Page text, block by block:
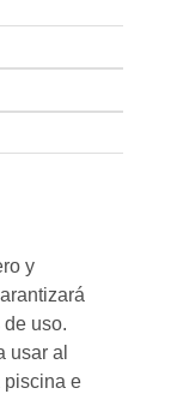
y
uso.
usar al
piscina e